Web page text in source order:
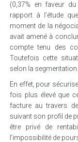
(0,37% en faveur
rapport à l’étude
moment de la
avait amené à
compte tenu des
Toutefois cette
selon la segmentation.
En effet, pour
fois plus élevé que
facture au travers
suivant son profil de
être privé de
l’impossibilité de